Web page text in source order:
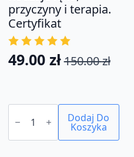
przyczyny i terapia.
Certyfikat
150.00zł
Pierwotna
wynosiła:
150.00 zł.
49.00 zł
Aktualna
wynosi:
49.00 zł.
ilość
KURS:
LĘK
-
Dodaj Do
Koszyka